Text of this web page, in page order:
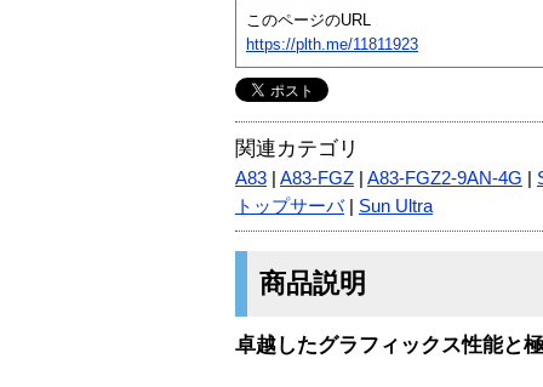
このページのURL
https://plth.me/11811923
関連カテゴリ
A83 A83-FGZ A83-FGZ2-9AN-4G
トップサーバ| Sun Ultra
商品説明
卓越したグラフィックス性能と